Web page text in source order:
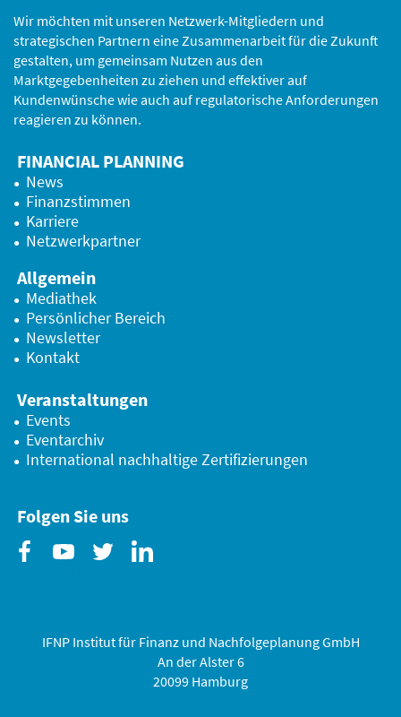
Wir möchten mit unseren Netzwerk-Mitgliedern und
strategischen Partnern eine Zusammenarbeit für die Zukunft
gestalten, um gemeinsam Nutzen aus den
Marktgegebenheiten zu ziehen und effektiver auf
Kundenwünsche wie auch auf regulatorische Anforderungen
reagieren zu können.
FINANCIAL PLANNING
News
Finanzstimmen
Karriere
Netzwerkpartner
Allgemein
Mediathek
Persönlicher Bereich
Newsletter
Kontakt
Veranstaltungen
Events
Eventarchiv
International nachhaltige Zertifizierungen
Folgen Sie uns
IFNP Institut für Finanz und Nachfolgeplanung GmbH
An der Alster 6
20099 Hamburg